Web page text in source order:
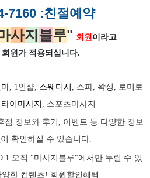
7160:친절예약
사지 블루" 회원 이라고
회원가 적용되십니다.
, 1인샵, 스웨디시 , 스파, 왁싱, 로미로
타이마사지 , 스포츠마사지
점 정보와 후기, 이벤트 등 다양한 정보
확인하실 수 있습니다.
오직 "마사지블루"에서만 누릴 수 있
한 컨텐츠! 회원할인혜택